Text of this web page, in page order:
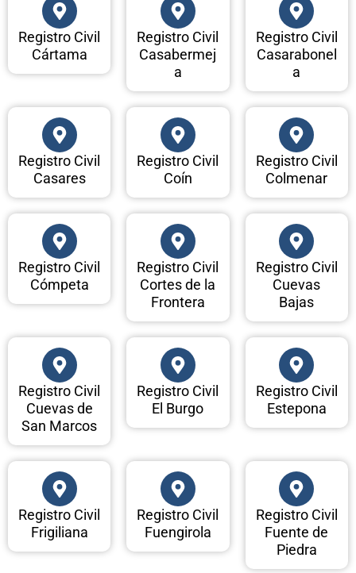
Registro Civil
Cártama
Registro Civil
Casabermej
a
Registro Civil
Casarabonel
a
Registro Civil
Casares
Registro Civil
Coín
Registro Civil
Colmenar
Registro Civil
Cómpeta
Registro Civil
Cortes de la
Frontera
Registro Civil
Cuevas
Bajas
Registro Civil
Cuevas de
San Marcos
Registro Civil
El Burgo
Registro Civil
Estepona
Registro Civil
Frigiliana
Registro Civil
Fuengirola
Registro Civil
Fuente de
Piedra